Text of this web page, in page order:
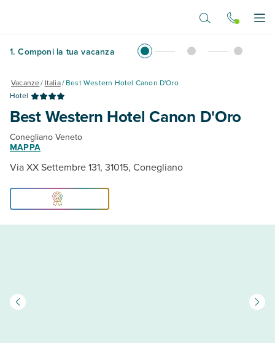
1. Componi la tua vacanza
Vacanze/ Italia/Best Western Hotel Canon D'Oro
Hotel
Best Western Hotel Canon D'Oro
Conegliano Veneto
MAPPA
Via XX Settembre 131, 31015, Conegliano